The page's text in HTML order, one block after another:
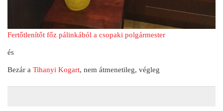
Fertőtlenítőt főz pálinkából a csopaki polgármester
és
Bezár a Tihanyi Kogart, nem átmenetileg, végleg